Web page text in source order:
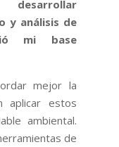
desarrollar
y análisis de
mi base
mejor la
aplicar estos
ambiental.
de